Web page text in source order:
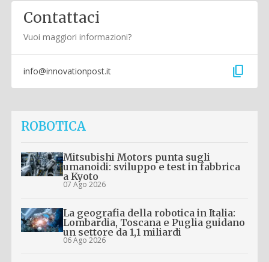
Contattaci
Vuoi maggiori informazioni?
info@innovationpost.it content_copy
ROBOTICA
Mitsubishi Motors punta sugli
umanoidi: sviluppo e test in fabbrica
a Kyoto
07 Ago 2026
La geografia della robotica in Italia:
Lombardia, Toscana e Puglia guidano
un settore da 1,1 miliardi
06 Ago 2026